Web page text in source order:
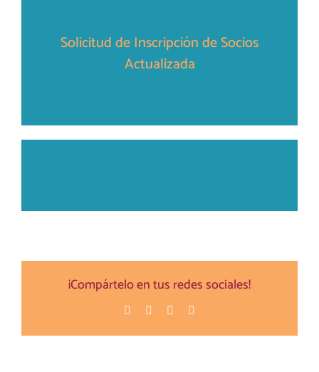
Solicitud de Inscripción de Socios
Actualizada
¡Compártelo en tus redes sociales!
Facebook
TwitterPinterest